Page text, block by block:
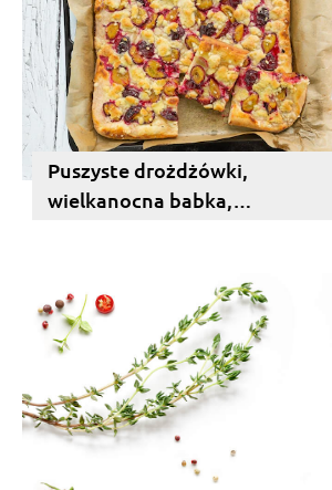
Puszyste drożdżówki,
wielkanocna babka,
drożdżowym.